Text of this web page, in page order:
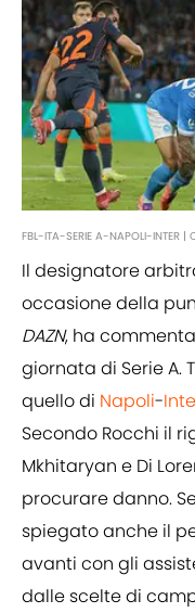
FBL-ITA-SERIE A-NAPOLI-INTER
Il designatore
occasione della
DAZN, ha
giornata di Serie A.
quello di Napoli-
Secondo Rocchi il
Mkhitaryan e Di
procurare danno.
spiegato anche il
avanti con gli
dalle scelte di